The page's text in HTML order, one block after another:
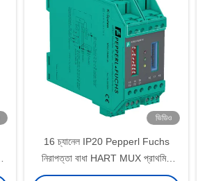
ভিডিও
16 চ্যানেল IP20 Pepperl Fuchs
নিরাপত্তা বাধা HART MUX প্রাথমিক
মডিউল KFD2-HMM-16